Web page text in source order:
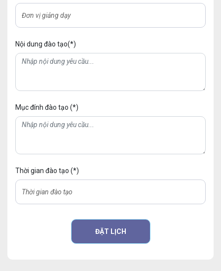
Nội dung đào tạo(*)
Mục đính đào tạo (*)
Thời gian đào tạo (*)
ĐẶT LỊCH